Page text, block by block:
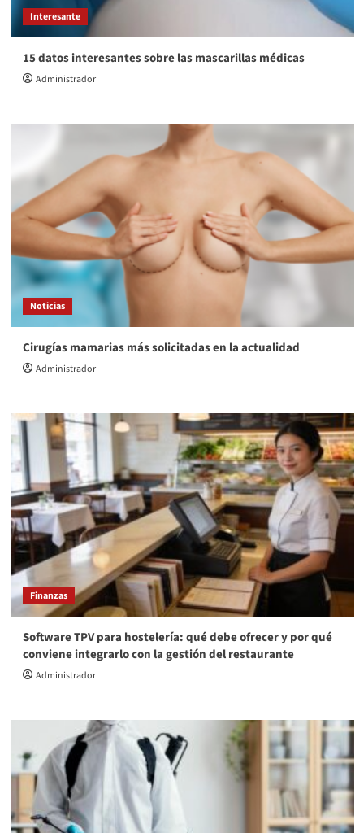
Interesante
15 datos interesantes sobre las mascarillas médicas
Administrador
Noticias
Cirugías mamarias más solicitadas en la actualidad
Administrador
Finanzas
Software TPV para hostelería: qué debe ofrecer y por qué
conviene integrarlo con la gestión del restaurante
Administrador